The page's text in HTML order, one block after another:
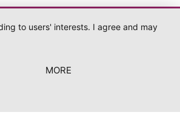
to users' interests. I agree and may
MORE